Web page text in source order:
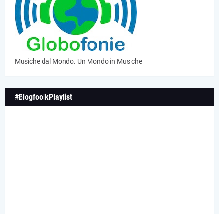
Musiche dal Mondo. Un Mondo in Musiche
#BlogfoolkPlaylist